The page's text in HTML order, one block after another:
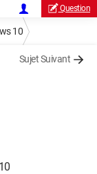
Question
10
Sujet Suivant